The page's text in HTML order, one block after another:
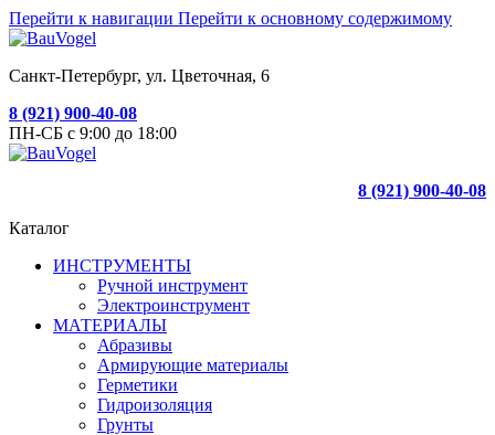
Перейти к навигации Перейти к основному содержимому
Санкт-Петербург, ул. Цветочная, 6
8 (921) 900-40-08
ПН-СБ с 9:00 до 18:00
8 (921) 900-40-08
Каталог
ИНСТРУМЕНТЫ
Ручной инструмент
Электроинструмент
МАТЕРИАЛЫ
Абразивы
Армирующие материалы
Герметики
Гидроизоляция
Грунты